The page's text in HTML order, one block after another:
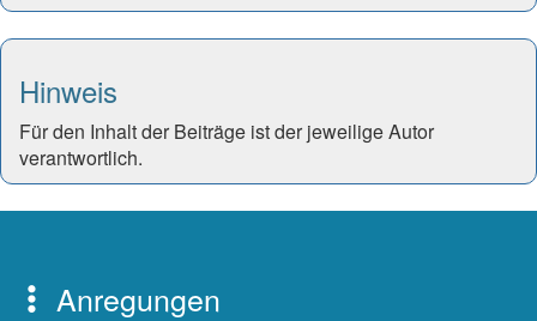
Hinweis
Für den Inhalt der Beiträge ist der jeweilige Autor
verantwortlich.
Anregungen